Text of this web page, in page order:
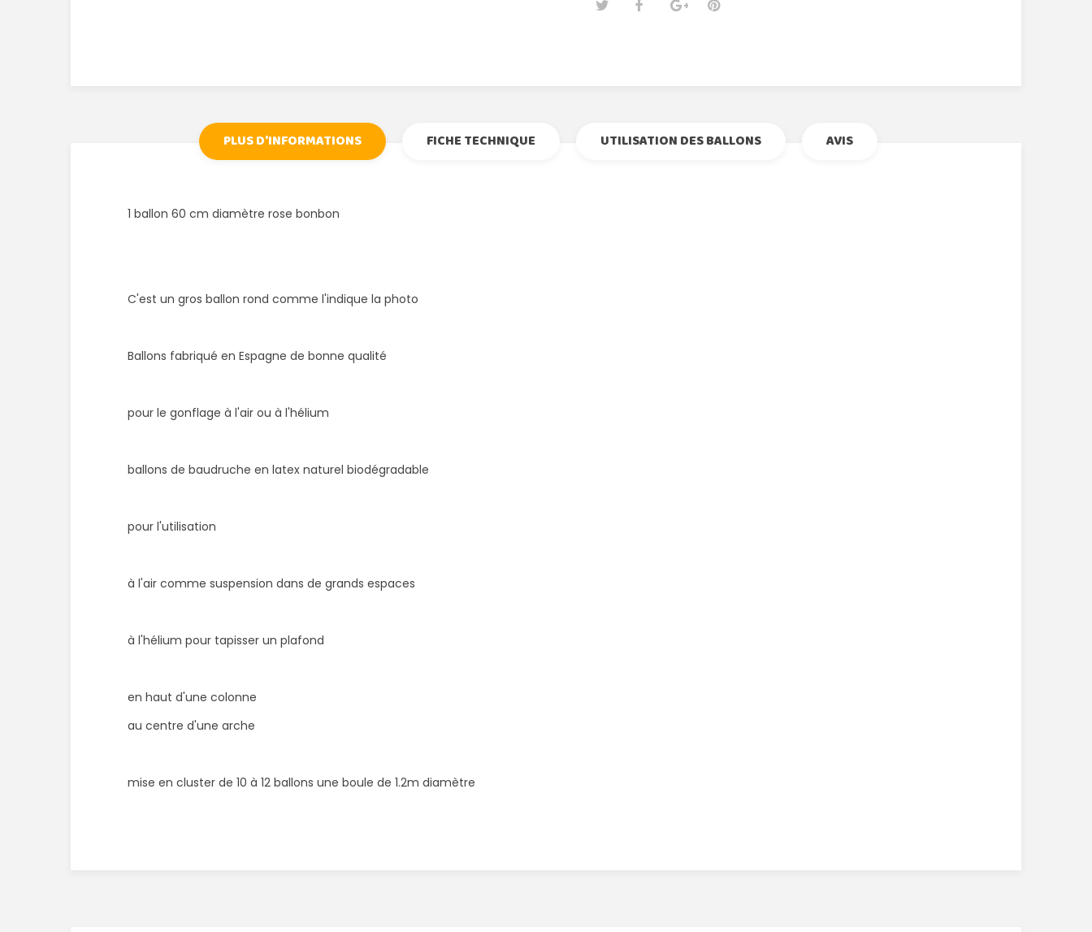
PLUS D'INFORMATIONS FICHE TECHNIQUE UTILISATION DES BALLONS AVIS
1 ballon 60 cm diamètre rose bonbon
C'est un gros ballon rond comme l'indique la photo
Ballons fabriqué en Espagne de bonne qualité
pour le gonflage à l'air ou à l'hélium
ballons de baudruche en latex naturel biodégradable
pour l'utilisation
à l'air comme suspension dans de grands espaces
à l'hélium pour tapisser un plafond
en haut d'une colonne
au centre d'une arche
mise en cluster de 10 à 12 ballons une boule de 1.2m diamètre